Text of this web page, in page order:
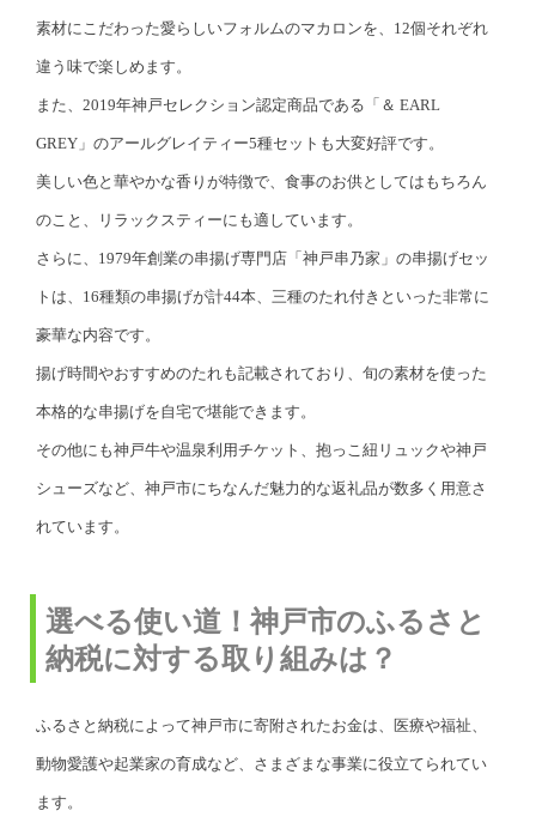
素材にこだわった愛らしいフォルムのマカロンを、12個それぞれ
違う味で楽しめます。
また、2019年神戸セレクション認定商品である「＆ EARL
GREY」のアールグレイティー5種セットも大変好評です。
美しい色と華やかな香りが特徴で、食事のお供としてはもちろん
のこと、リラックスティーにも適しています。
さらに、1979年創業の串揚げ専門店「神戸串乃家」の串揚げセッ
トは、16種類の串揚げが計44本、三種のたれ付きといった非常に
豪華な内容です。
揚げ時間やおすすめのたれも記載されており、旬の素材を使った
本格的な串揚げを自宅で堪能できます。
その他にも神戸牛や温泉利用チケット、抱っこ紐リュックや神戸
シューズなど、神戸市にちなんだ魅力的な返礼品が数多く用意さ
れています。
選べる使い道！神戸市のふるさと
納税に対する取り組みは？
ふるさと納税によって神戸市に寄附されたお金は、医療や福祉、
動物愛護や起業家の育成など、さまざまな事業に役立てられてい
ます。